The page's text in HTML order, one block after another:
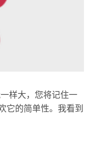
样大，您将记住一
它的简单性。我看到